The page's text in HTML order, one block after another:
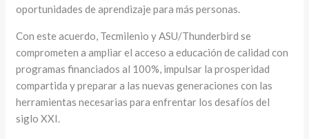
oportunidades de aprendizaje para más personas.
Con este acuerdo, Tecmilenio y ASU/Thunderbird se
comprometen a ampliar el acceso a educación de calidad con
programas financiados al 100%, impulsar la prosperidad
compartida y preparar a las nuevas generaciones con las
herramientas necesarias para enfrentar los desafíos del
siglo XXI.